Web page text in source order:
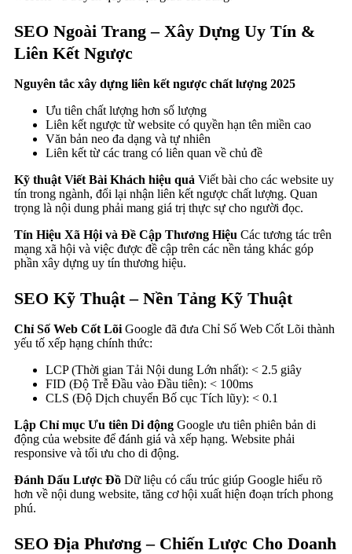
SEO Ngoài Trang – Xây Dựng Uy Tín &
Liên Kết Ngược
Nguyên tắc xây dựng liên kết ngược chất lượng 2025
Ưu tiên chất lượng hơn số lượng
Liên kết ngược từ website có quyền hạn tên miền cao
Văn bản neo đa dạng và tự nhiên
Liên kết từ các trang có liên quan về chủ đề
Kỹ thuật Viết Bài Khách hiệu quả Viết bài cho các website uy
tín trong ngành, đổi lại nhận liên kết ngược chất lượng. Quan
trọng là nội dung phải mang giá trị thực sự cho người đọc.
Tín Hiệu Xã Hội và Đề Cập Thương Hiệu Các tương tác trên
mạng xã hội và việc được đề cập trên các nền tảng khác góp
phần xây dựng uy tín thương hiệu.
SEO Kỹ Thuật – Nền Tảng Kỹ Thuật
Chỉ Số Web Cốt Lõi Google đã đưa Chỉ Số Web Cốt Lõi thành
yếu tố xếp hạng chính thức:
LCP (Thời gian Tải Nội dung Lớn nhất): < 2.5 giây
FID (Độ Trễ Đầu vào Đầu tiên): < 100ms
CLS (Độ Dịch chuyển Bố cục Tích lũy): < 0.1
Lập Chỉ mục Ưu tiên Di động Google ưu tiên phiên bản di
động của website để đánh giá và xếp hạng. Website phải
responsive và tối ưu cho di động.
Đánh Dấu Lược Đồ Dữ liệu có cấu trúc giúp Google hiểu rõ
hơn về nội dung website, tăng cơ hội xuất hiện đoạn trích phong
phú.
SEO Địa Phương – Chiến Lược Cho Doanh